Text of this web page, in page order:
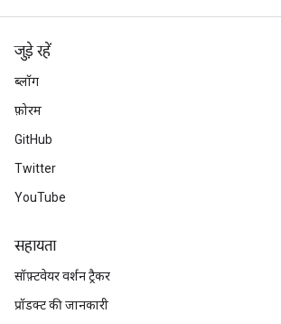
जुड़े रहें
ब्लॉग
फ़ोरम
GitHub
Twitter
YouTube
सहायता
सॉफ़्टवेयर वर्शन ट्रैकर
प्रॉडक्ट की जानकारी